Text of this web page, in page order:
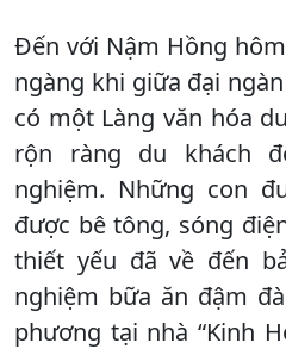
Đến với Nậm Hồng
ngàng khi giữa đại
có một Làng văn hóa
rộn ràng du khách
nghiệm. Những con
được bê tông, sóng
thiết yếu đã về đến
nghiệm bữa ăn đậm
phương tại nhà “Kinh